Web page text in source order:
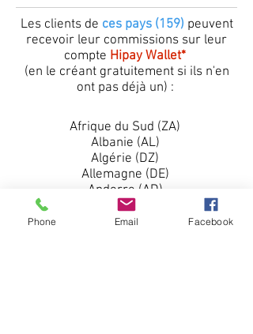
Les clients de ces pays (159) peuvent
recevoir leur commissions sur leur
compte Hipay Wallet*
(en le créant gratuitement si ils n'en
ont pas déjà un) :
Afrique du Sud (ZA)
Albanie (AL)
Algérie (DZ)
Allemagne (DE)
Andorre (AD)
Angola (AO)
Antigua-et-Barbuda (AG)
Phone Email Facebook